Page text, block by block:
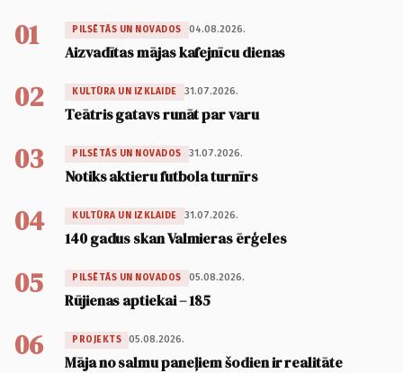
01 PILSĒTĀS UN NOVADOS 04.08.2026.
Aizvadītas mājas kafejnīcu dienas
02 KULTŪRA UN IZKLAIDE 31.07.2026.
Teātris gatavs runāt par varu
03 PILSĒTĀS UN NOVADOS 31.07.2026.
Notiks aktieru futbola turnīrs
04 KULTŪRA UN IZKLAIDE 31.07.2026.
140 gadus skan Valmieras ērģeles
05 PILSĒTĀS UN NOVADOS 05.08.2026.
Rūjienas aptiekai – 185
06 PROJEKTS 05.08.2026.
Māja no salmu paneļiem šodien ir realitāte